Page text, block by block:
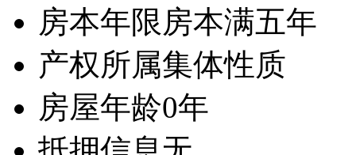
房本年限 房本满五年
产权所属集体性质
房屋年龄0年